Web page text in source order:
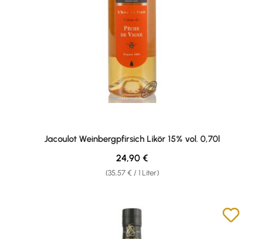
Jacoulot Weinbergpfirsich Likör 15% vol. 0,70l
(35,57 € / 1 Liter)
Regulärer Preis:
24,90 €